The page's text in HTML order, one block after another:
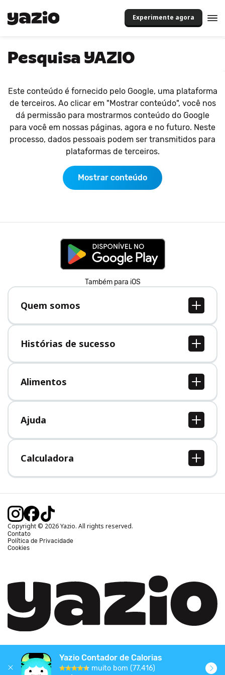
Experimente agora
Pesquisa YAZIO
Este conteúdo é fornecido pelo Google, uma plataforma
de terceiros. Ao clicar em "Mostrar conteúdo", você nos
dá permissão para mostrarmos conteúdo do Google
para você em nossas páginas, agora e no futuro. Neste
processo, dados pessoais podem ser transmitidos para
plataformas de terceiros.
Mostrar conteúdo
Também para iOS
Quem somos
Quem somos
Vagas
Imprensa
Histórias de sucesso
Todas as histórias de sucesso
Alimentos
Todos alimentos
Ajuda
Central de Ajuda
Calculadora
Calcular IMC
Calcular Peso Ideal
Calcular Gasto Calórico
Copyright © 2026 Yazio. All rights reserved.
Contato
Política de Privacidade
Cookies
Yazio Contador de Calorias
muito bom (77.416)